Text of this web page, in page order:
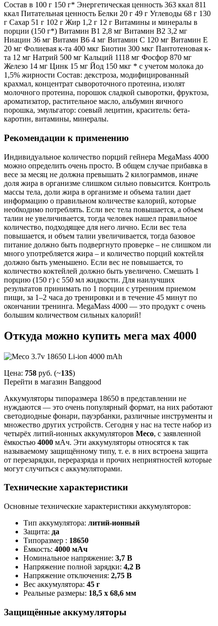
Состав в 100 г 150 г* Энергетическая ценность 363 ккал 811
ккал Питательная ценность Белки 20 г 49 г Углеводы 68 г 130
г Сахар 51 г 102 г Жир 1,2 г 12 г Витамины и минералы в
порции (150 г*) Витамин В1 2,8 мг Витамин В2 3,2 мг
Ниацин 36 мг Витамн В6 4 мг Витамин С 120 мг Витамин Е
20 мг Фолиевая к-та 400 мкг Биотин 300 мкг Пантотеновая к-
та 12 мг Натрий 500 мг Кальций 1118 мг Фосфор 870 мг
Железо 14 мг Цинк 15 мг Йод 150 мкг * с учетом молока до
1,5% жирности Состав: декстроза, модифицированный
крахмал, концентрат сывороточного протеина, изолят
молочного протеина, порошок сладкой сыворотки, фруктоза,
ароматизатор, растительное масло, альбумин яичного
порошка, эмульгатор: соевый лецитин, краситель: бета-
каротин, витамины, минералы.
Рекомендации к применению
Индивидуальное количество порций гейнера MegaMass 4000
можно определить очень просто. В общем случае прибавка в
весе за месяц не должна превышать 2 килограммов, иначе
доля жира в организме слишком сильно повысится. Контроль
массы тела, доли жира в организме и объема талии дает
информацию о правильном количестве калорий, которые
необходимо потреблять. Если вес тела повышается, а объем
талии не увеличивается, тогда человек нашел правильное
количество, подходящее для него лично. Если вес тела
повышается, и объем талии увеличивается, тогда базовое
питание должно быть подвергнуто проверке – не слишком ли
много употребляется жира – и количество порций коктейля
должно быть уменьшено. Если вес не повышается, то
количество коктейлей должно быть увеличено. Смешать 1
порцию (150 г) с 550 мл жидкости. Для наилучших
результатов принимать по 1 порции с утренним приемом
пищи, за 1–2 часа до тренировки и в течение 45 минут по
окончании тренинга. MegaMass 4000 — это продукт с очень
большим количеством сильных калорий!
Откуда можно купить мега мах 4000
Цена: 758 руб. (~13$)
Перейти в магазин Banggood
Аккумуляторы типоразмера 18650 в представлении не
нуждаются — это очень популярный формат, на них работают
светодиодные фонари, пауэрбанки, различные инструменты и
множество других устройств. Сегодня у нас на тесте набор из
четырёх литий-ионных аккумуляторов Meco, с заявленной
ёмкостью 4000 мАч. Эти аккумуляторы относятся к так
называемому защищённому типу, т. е. в них встроена защита
от перезарядки, переразряда и прочих неприятностей которые
могут случиться с аккумуляторами.
Технические характеристики
Основные технические характеристики аккумуляторов:
Тип аккумулятора: литий-ионный
Защита: да
Типоразмер : 18650
Ёмкость: 4000 мАч
Номинальное напряжение: 3,7 В
Напряжение полной зарядки: 4,2 В
Напряжение отключения: 2,75 В
Вес аккумулятора: 45 г
Реальные размеры: 18,5 х 68,6 мм
Защищённые аккумуляторы